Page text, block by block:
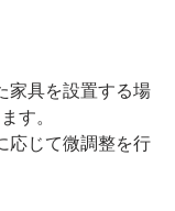
家具を設置する場
す。
応じて微調整を行